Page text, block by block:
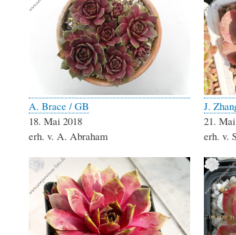
A. Brace / GB
18. Mai 2018
erh. v. A. Abraham
J.
21.
erh. v.